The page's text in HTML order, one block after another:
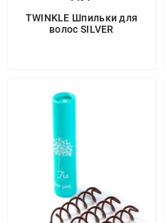
TWINKLE Шпильки для
волос SILVER